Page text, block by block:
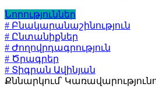
Նորություններ
# Բնակարանաշինություն
# Ընտանիքներ
# Ժողովրդագրություն
# Ծրագրեր
# Տիգրան Ավինյան
Քննարկում՝